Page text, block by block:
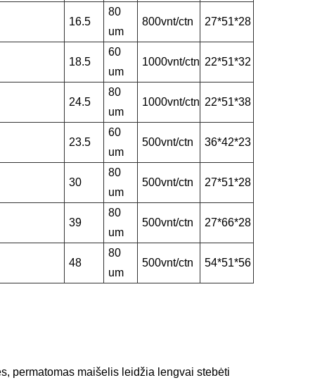
16.5
80
um
800vnt/ctn 27*51*28
18.5
60
um
1000vnt/ctn 22*51*32
24.5
80
um
1000vnt/ctn 22*51*38
23.5
60
um
500vnt/ctn 36*42*23
30
80
um
500vnt/ctn 27*51*28
39
80
um
500vnt/ctn 27*66*28
48
80
um
500vnt/ctn 54*51*56
permatomas maišelis leidžia lengvai stebėti